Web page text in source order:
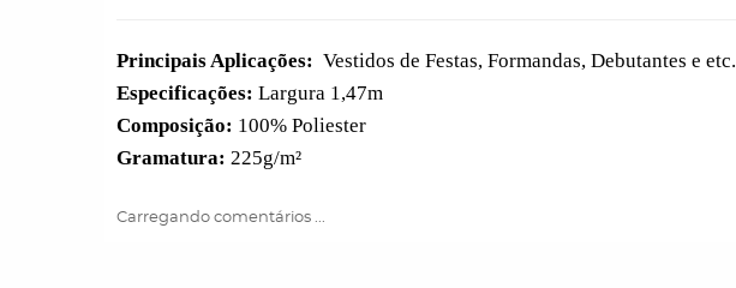
Principais Aplicações: Vestidos de Festas, Formandas, Debutantes e etc.
Especificações: Largura 1,47m
Composição: 100% Poliester
Gramatura: 225g/m²
Carregando comentários ...